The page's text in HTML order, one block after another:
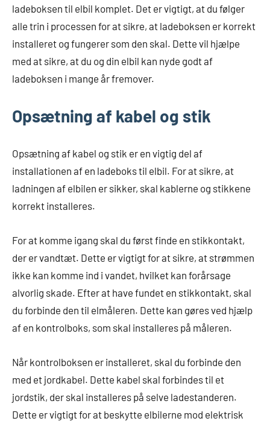
ladeboksen til elbil komplet. Det er vigtigt, at du følger
alle trin i processen for at sikre, at ladeboksen er korrekt
installeret og fungerer som den skal. Dette vil hjælpe
med at sikre, at du og din elbil kan nyde godt af
ladeboksen i mange år fremover.
Opsætning af kabel og stik
Opsætning af kabel og stik er en vigtig del af
installationen af en ladeboks til elbil. For at sikre, at
ladningen af elbilen er sikker, skal kablerne og stikkene
korrekt installeres.
For at komme igang skal du først finde en stikkontakt,
der er vandtæt. Dette er vigtigt for at sikre, at strømmen
ikke kan komme ind i vandet, hvilket kan forårsage
alvorlig skade. Efter at have fundet en stikkontakt, skal
du forbinde den til elmåleren. Dette kan gøres ved hjælp
af en kontrolboks, som skal installeres på måleren.
Når kontrolboksen er installeret, skal du forbinde den
med et jordkabel. Dette kabel skal forbindes til et
jordstik, der skal installeres på selve ladestanderen.
Dette er vigtigt for at beskytte elbilerne mod elektrisk